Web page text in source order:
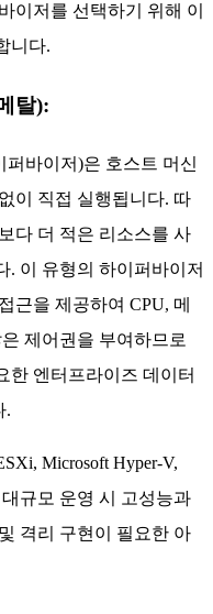
이저를 선택하기 위해 이
니다.
탈):
바이저)은 호스트 머신
이 직접 실행됩니다. 따
다 더 적은 리소스를 사
. 이 유형의 하이퍼바이저
근을 제공하여 CPU, 메
제어권을 부여하므로
한 엔터프라이즈 데이터
.
Microsoft Hyper-V,
규모 운영 시 고성능과
격리 구현이 필요한 아